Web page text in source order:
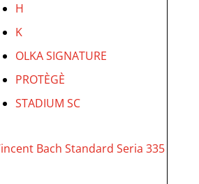
H
K
OLKA SIGNATURE
PROTÈGÈ
STADIUM SC
Bach Standard Seria 335